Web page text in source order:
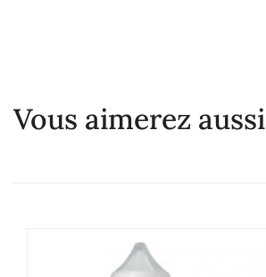
Vous aimerez aussi